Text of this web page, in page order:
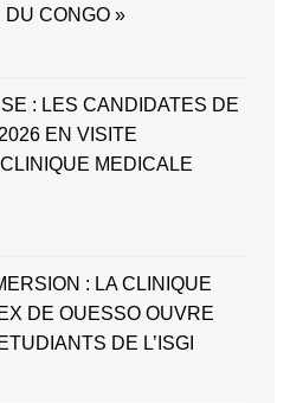
CONGO »
: LES CANDIDATES DE
EN VISITE
MEDICALE
: LA CLINIQUE
DE OUESSO OUVRE
DE L’ISGI